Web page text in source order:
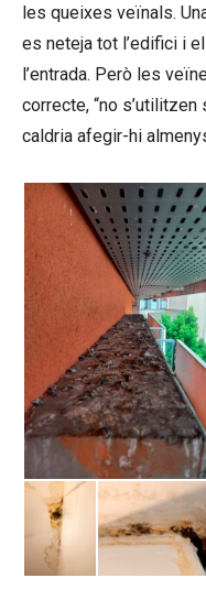
les queixes veïnals.
es neteja tot l’edifici i
l’entrada. Però les
correcte, “no
caldria afegir-hi